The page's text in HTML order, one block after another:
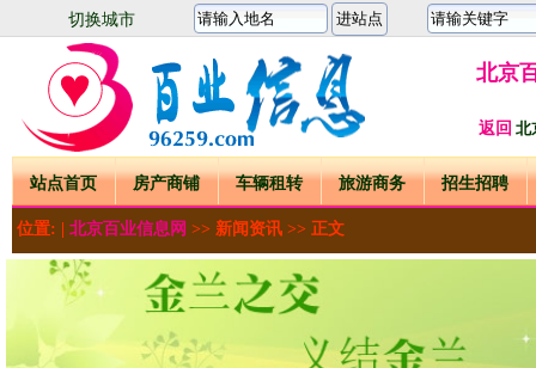
切换城市
北京
返回 北
站点首页 房产商铺 车辆租转 旅游商务 招生招聘
位置: | 北京百业信息网 >> 新闻资讯 >> 正文